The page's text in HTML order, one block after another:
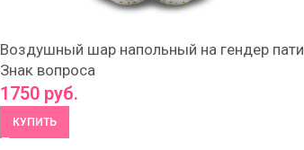
Воздушный шар напольный на гендер пати
Знак вопроса
1750руб.
КУПИТЬ